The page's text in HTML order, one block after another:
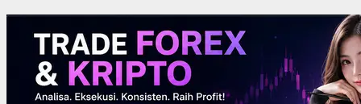
HOME
FILTER
BERITA
BIODATA
CERITA
CERPEN
EKSKLUSIF
FOTO
VIDEO
TIPS
MORE